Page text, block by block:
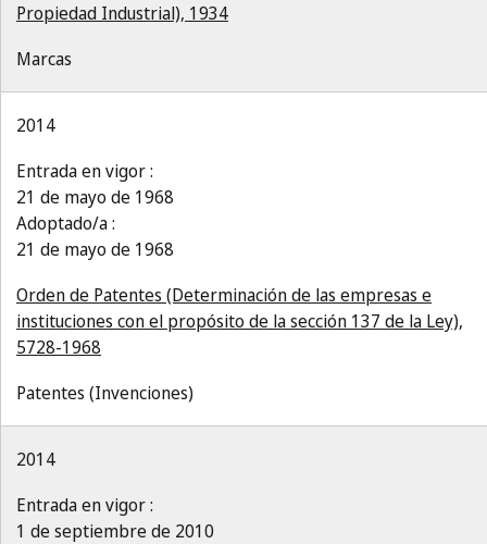
Propiedad Industrial), 1934
Marcas
2014
Entrada en vigor :
21 de mayo de 1968
Adoptado/a :
21 de mayo de 1968
Orden de Patentes (Determinación de las empresas e
instituciones con el propósito de la sección 137 de la Ley),
5728-1968
Patentes (Invenciones)
2014
Entrada en vigor :
1 de septiembre de 2010